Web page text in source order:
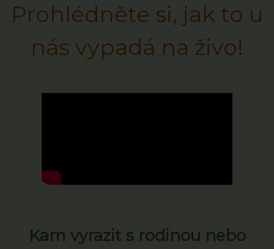
Prohlédněte si, jak to u
nás vypadá na živo!
Kam vyrazit s rodinou nebo